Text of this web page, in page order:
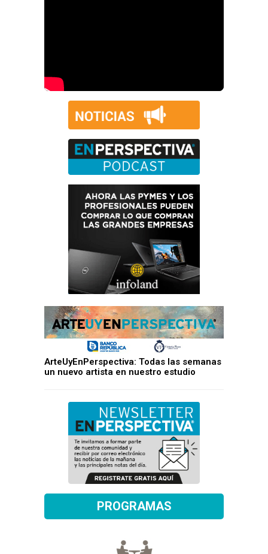
ArteUyEnPerspectiva: Todas las semanas
un nuevo artista en nuestro estudio
PROGRAMAS